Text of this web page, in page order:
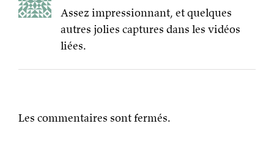
Assez impressionnant, et quelques
autres jolies captures dans les vidéos
liées.
Les commentaires sont fermés.